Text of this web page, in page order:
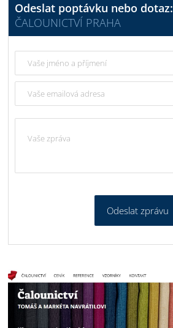
Odeslat poptávku nebo dotaz:
ČALOUNICTVÍ PRAHA
Odeslat zprávu